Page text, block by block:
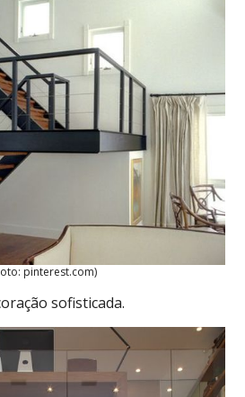
pinterest.com)
sofisticada.